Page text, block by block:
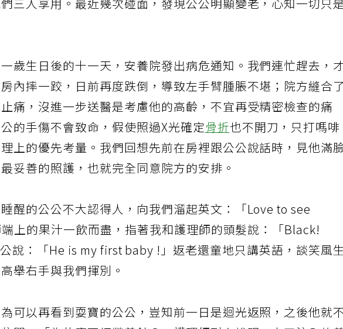
三人享用。最近幾次碰面，發現公公明顯變老，心知一切只
歲生日後的十一天，安養院發出病危通知。我們連忙趕去，才
內摔一跤，日前再度跌倒，導致左手臂腫脹不堪；院方縫合了
痛，沒進一步送醫是考慮他的高齡，不宜再受精密檢查的痛
的手傷不會致命，假使照過X光確定骨折也不開刀，只打嗎啡
上的優先考量。我們回想先前在房裡跟公公說話時，見他滿
妥善的照護，也就完全同意院方的安排。
醒的公公不大認得人，向我們溜起英文：「Love to see
上的果汁一飲而盡，指著我和護理師的頭髮說：「Black!
說：「He is my first baby !」返老還童地只講英語，談笑風
舉右手與我們揮別。
可以再看到耍寶的公公，豈知前一日是迴光返照，之後他就